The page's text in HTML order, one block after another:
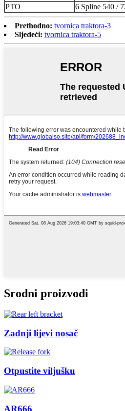
PTO
6 Spline 540 /
Prethodno: tvornica traktora-3
Sljedeći: tvornica traktora-5
Srodni proizvodi
Zadnji lijevi nosač
Otpustite viljušku
AR666